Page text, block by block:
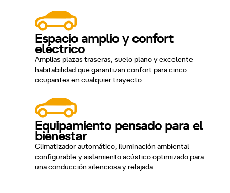
Espacio amplio y confort
eléctrico
Amplias plazas traseras, suelo plano y excelente
habitabilidad que garantizan confort para cinco
ocupantes en cualquier trayecto.
Equipamiento pensado para el
bienestar
Climatizador automático, iluminación ambiental
configurable y aislamiento acústico optimizado para
una conducción silenciosa y relajada.